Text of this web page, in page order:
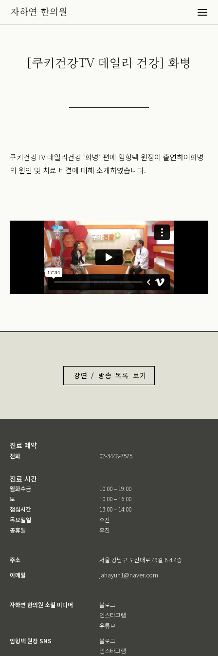
[쿠키건강TV 데일리 건강] 화병
쿠키건강TV 데일리건강 ‘화병’ 편에 임형택 원장이 출연하여화병
의 원인 및 치료 비결에 대해 소개하였습니다.
강연 / 방송 목록 보기
진료 예약
전화 02-3448-7575
진료 시간
월화수금
토
점심시간
목요일일
공휴일
10:00 – 19:00
10:00 – 16:00
13:00 – 14:00
휴진
휴진
주소
서울 강남구 도산대로 49길 6-4 4층
이메일
jahayun1@naver.com
자하연 한의원 소셜 미디어
블로그
인스타그램
유튜브
임형택 원장 SNS
블로그
인스타그램